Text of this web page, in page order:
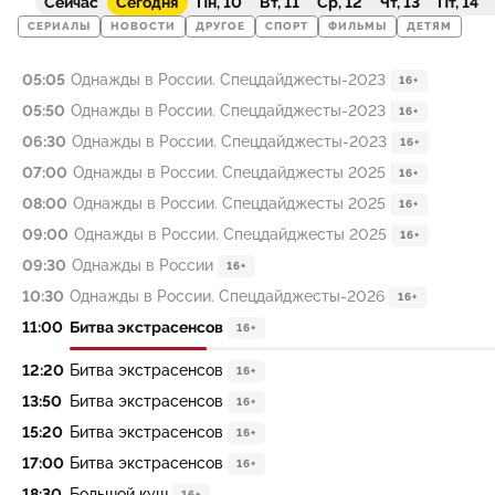
СЕРИАЛЫ НОВОСТИ ДРУГОЕ СПОРТ ФИЛЬМЫ ДЕТЯМ
05:05 Однажды в России. Спецдайджесты-2023 16+
05:50 Однажды в России. Спецдайджесты-2023 16+
06:30 Однажды в России. Спецдайджесты-2023 16+
07:00 Однажды в России. Спецдайджесты 2025 16+
08:00 Однажды в России. Спецдайджесты 2025 16+
09:00 Однажды в России. Спецдайджесты 2025 16+
09:30 Однажды в России 16+
10:30 Однажды в России. Спецдайджесты-2026 16+
11:00 Битва экстрасенсов 16+
12:20 Битва экстрасенсов 16+
13:50 Битва экстрасенсов 16+
15:20 Битва экстрасенсов 16+
17:00 Битва экстрасенсов 16+